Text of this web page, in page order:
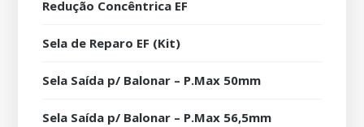
Redução Concêntrica EF
Sela de Reparo EF (Kit)
Sela Saída p/ Balonar – P.Max 50mm
Sela Saída p/ Balonar – P.Max 56,5mm